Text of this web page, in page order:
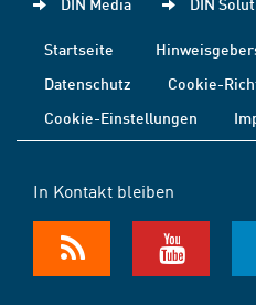
Startseite
Datenschutz
Cookie-
Cookie-Einstellungen
In Kontakt bleiben